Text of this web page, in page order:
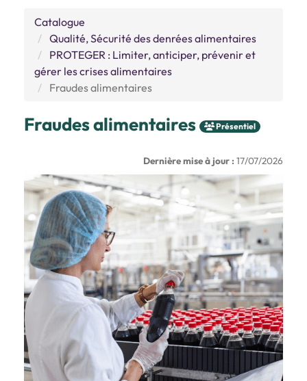
Catalogue
Qualité, Sécurité des denrées alimentaires
PROTEGER : Limiter, anticiper, prévenir et
gérer les crises alimentaires
Fraudes alimentaires
Fraudes alimentaires Présentiel
Dernière mise à jour : 17/07/2026